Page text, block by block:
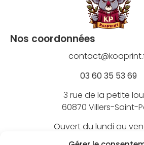
Nos coordonnées
03 60 35 53 69
3 rue de la petite
60870 Villers-Saint-
Ouvert du lundi au
de 9h à 18h